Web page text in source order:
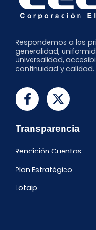
Respondemos a los
generalidad,
universalidad,
continuidad y calidad.
Transparencia
Rendición Cuentas
Plan Estratégico
Lotaip